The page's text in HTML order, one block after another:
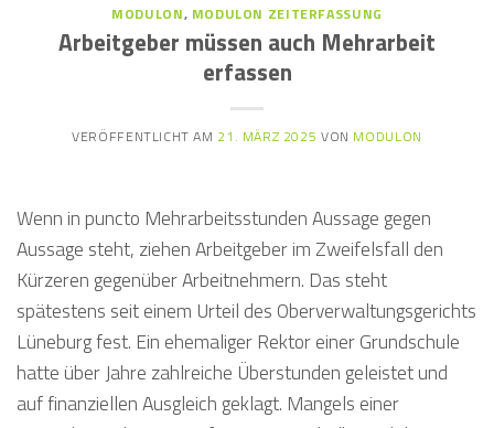
MODULON, MODULON ZEITERFASSUNG
Arbeitgeber müssen auch Mehrarbeit
erfassen
VERÖFFENTLICHT AM 21. MÄRZ 2025 VON MODULON
Wenn in puncto Mehrarbeitsstunden Aussage gegen
Aussage steht, ziehen Arbeitgeber im Zweifelsfall den
Kürzeren gegenüber Arbeitnehmern. Das steht
spätestens seit einem Urteil des Oberverwaltungsgerichts
Lüneburg fest. Ein ehemaliger Rektor einer Grundschule
hatte über Jahre zahlreiche Überstunden geleistet und
auf finanziellen Ausgleich geklagt. Mangels einer